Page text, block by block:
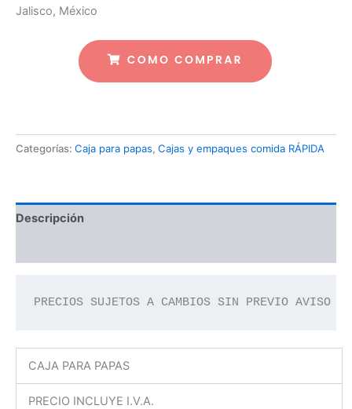
Jalisco, México
Categorías: Caja para papas, Cajas y empaques comida RÁPIDA
Descripción
PRECIOS SUJETOS A CAMBIOS SIN PREVIO AVISO
CAJA PARA PAPAS
PRECIO INCLUYE I.V.A.